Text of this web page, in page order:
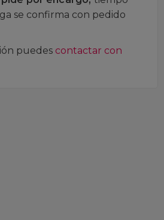
se confirma con pedido
puedes contactar con